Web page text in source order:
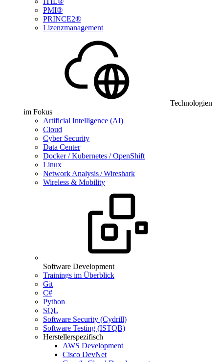
PMI®
PRINCE2®
Lizenzmanagement
Technologien
im Fokus
Artificial Intelligence (AI)
Cloud
Cyber Security
Data Center
Docker / Kubernetes / OpenShift
Linux
Network Analysis / Wireshark
Wireless & Mobility
Software Development
Trainings im Überblick
Git
C#
Python
SQL
Software Security (Cydrill)
Software Testing (ISTQB)
Herstellerspezifisch
AWS Development
Cisco DevNet